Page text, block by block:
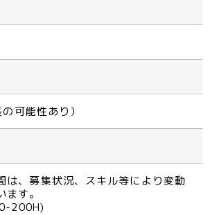
可能性あり）
は、募集状況、スキル等により変動
す。
200H)